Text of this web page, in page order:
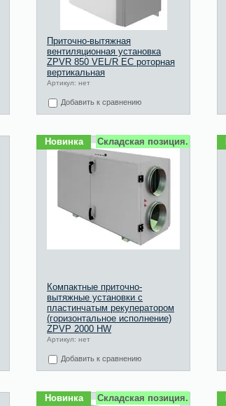
Приточно-вытяжная
вентиляционная установка
ZPVR 850 VEL/R EC роторная
вертикальная
Артикул: нет
Добавить к сравнению
Новинка Складская позиция.
Компактные приточно-
вытяжные установки с
пластинчатым рекуператором
(горизонтальное исполнение)
ZPVP 2000 HW
Артикул: нет
Добавить к сравнению
Новинка Складская позиция.